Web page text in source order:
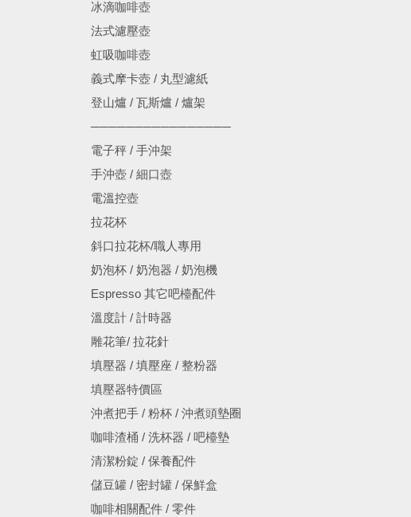
冰滴咖啡壺
法式濾壓壺
虹吸咖啡壺
義式摩卡壺 / 丸型濾紙
登山爐 / 瓦斯爐 / 爐架
────────────────
電子秤 / 手沖架
手沖壺 / 細口壺
電溫控壺
拉花杯
斜口拉花杯/職人專用
奶泡杯 / 奶泡器 / 奶泡機
Espresso 其它吧檯配件
溫度計 / 計時器
雕花筆/ 拉花針
填壓器 / 填壓座 / 整粉器
填壓器特價區
沖煮把手 / 粉杯 / 沖煮頭墊圈
咖啡渣桶 / 洗杯器 / 吧檯墊
清潔粉錠 / 保養配件
儲豆罐 / 密封罐 / 保鮮盒
咖啡相關配件 / 零件